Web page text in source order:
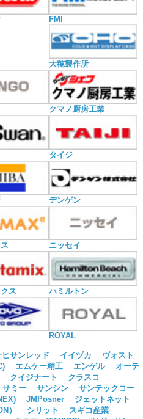
FMI
大穂製作所
クマノ厨房工業
タイジ
デンゲン
ニッセイ
ス ハミルトン
ROYAL
ヒサンレッド イイヅカ
ヴォスト
エムケー精工 エンゲル
オーテ
クイジナート
クラスコ
サミー サンシン
サンテックコー
JMPosner
ジェットネット
） シリット
スギコ産業